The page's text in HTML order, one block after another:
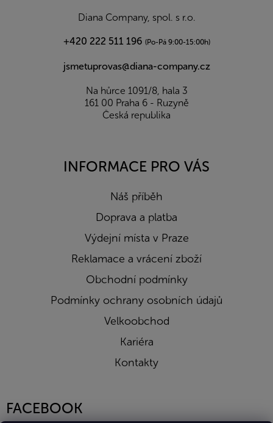
Diana Company, spol. s r.o.
+420 222 511 196 (Po-Pá 9:00-15:00h)
jsmetuprovas@diana-company.cz
Na hůrce 1091/8, hala 3
161 00 Praha 6 - Ruzyně
Česká republika
INFORMACE PRO VÁS
Náš příběh
Doprava a platba
Výdejní místa v Praze
Reklamace a vrácení zboží
Obchodní podmínky
Podmínky ochrany osobních údajů
Velkoobchod
Kariéra
Kontakty
FACEBOOK